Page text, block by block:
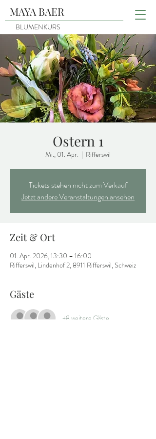
MAYA BAER
BLUMENKURS
Ostern 1
Mi., 01. Apr.
  |
Rifferswil
Tickets stehen nicht zum Verkauf
Jetzt andere Veranstaltungen ansehen
Zeit & Ort
01. Apr. 2026, 13:30 – 16:00
Rifferswil, Lindenhof 2, 8911 Rifferswil, Schweiz
Gäste
+8 weitere Gäste